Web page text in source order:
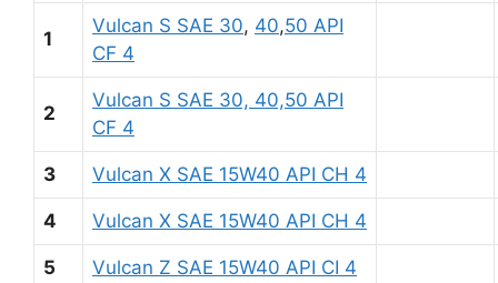
1
Vulcan S SAE 30, 40,50 API
CF 4
2
Vulcan S SAE 30, 40,50 API
CF 4
3 Vulcan X SAE 15W40 API CH 4
4 Vulcan X SAE 15W40 API CH 4
5 Vulcan Z SAE 15W40 API CI 4